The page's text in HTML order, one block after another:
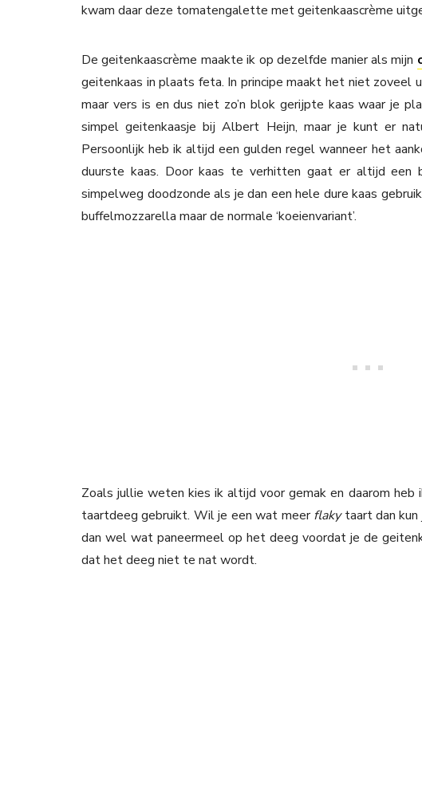
kwam daar deze tomatengalette met geitenkaascrème
De geitenkaascrème maakte ik op dezelfde manier als mijn
geitenkaas in plaats feta. In principe maakt het niet zoveel
maar vers is en dus niet zo’n blok gerijpte kaas waar je
simpel geitenkaasje bij Albert Heijn, maar je kunt er
Persoonlijk heb ik altijd een gulden regel wanneer het
duurste kaas. Door kaas te verhitten gaat er altijd een
simpelweg doodzonde als je dan een hele dure kaas
buffelmozzarella maar de normale ‘koeienvariant’.
Zoals jullie weten kies ik altijd voor gemak en daarom
taartdeeg gebruikt. Wil je een wat meerflakytaart dan
dan wel wat paneermeel op het deeg voordat je de
dat het deeg niet te nat wordt.